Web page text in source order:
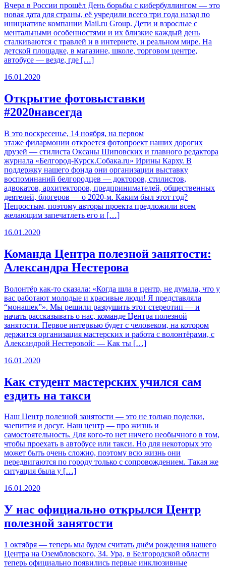
Вчера в России прошёл День борьбы с кибербуллингом — это
новая дата для страны, её учредили всего три года назад по
инициативе компании Mail.ru Group. Дети и взрослые с
ментальными особенностями и их близкие каждый день
сталкиваются с травлей и в интернете, и реальном мире. На
детской площадке, в магазине, школе, торговом центре,
автобусе — везде, где […]
16.01.2020
Открытие фотовыставки
#2020навсегда
В это воскресенье, 14 ноября, на первом
этаже филармонии откроется фотопроект наших дорогих
друзей — стилиста Оксаны Шиповских и главного редактора
журнала «Белгород-Курск.Собака.ru» Ирины Карху. В
поддержку нашего фонда они организации выставку
воспоминаний белгородцев — докторов, стилистов,
адвокатов, архитекторов, предпринимателей, общественных
деятелей, блогеров — о 2020-м. Каким был этот год?
Непростым, поэтому авторы проекта предложили всем
желающим запечатлеть его и […]
16.01.2020
Команда Центра полезной занятости:
Александра Нестерова
Волонтёр как-то сказала: «Когда шла в центр, не думала, что у
вас работают молодые и красивые люди! Я представляла
“монашек”». Мы решили разрушить этот стереотип — и
начать рассказывать о нас, команде Центра полезной
занятости. Первое интервью будет с человеком, на котором
держится организация мастерских и работа с волонтёрами, с
Александрой Нестеровой: — Как ты […]
16.01.2020
Как студент мастерских учился сам
ездить на такси
Наш Центр полезной занятости — это не только поделки,
чаепития и досуг. Наш центр — про жизнь и
самостоятельность. Для кого-то нет ничего необычного в том,
чтобы проехать в автобусе или такси. Но для некоторых это
может быть очень сложно, поэтому всю жизнь они
передвигаются по городу только с сопровождением. Такая же
ситуация была у […]
16.01.2020
У нас официально открылся Центр
полезной занятости
1 октября — теперь мы будем считать днём рождения нашего
Центра на Озембловского, 34. Ура, в Белгородской области
теперь официально появились первые инклюзивные